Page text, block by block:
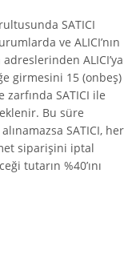
SATICI
ve ALICI’nın
ALICI’ya
girmesini 15 (onbeş)
SATICI ile
Bu süre
SATICI, her
siparişini iptal
tutarın %40’ını